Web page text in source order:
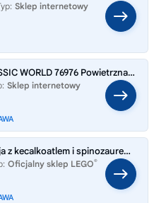
Sklep internetowy
LEGO(R) JURASSIC WORLD 76976 Powietrzna misja z keca
Sklep internetowy
Powietrzna misja z kecalkoatlem i spinozaurem 76976
Oficjalny sklep LEGO®